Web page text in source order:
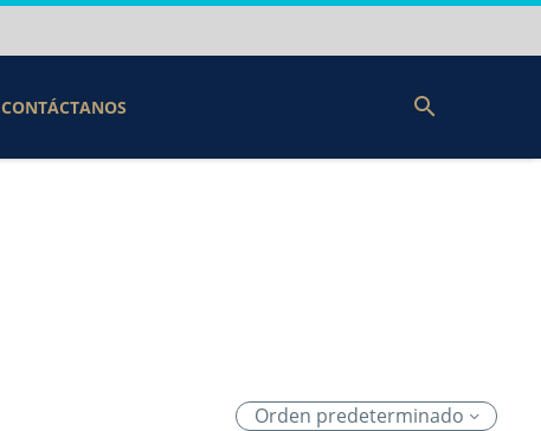
CONTÁCTANOS
Orden predeterminado